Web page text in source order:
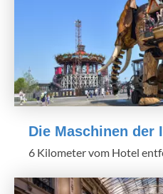
Die Maschinen der
6 Kilometer vom Hotel